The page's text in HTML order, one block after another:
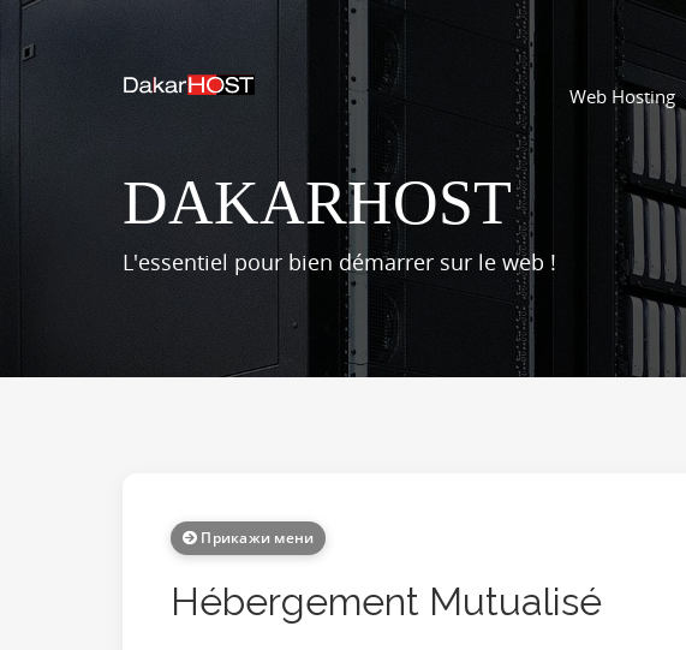
Web Hosting
DAKARHOST
L'essentiel pour bien démarrer sur le web !
Прикажи мени
Hébergement Mutualisé